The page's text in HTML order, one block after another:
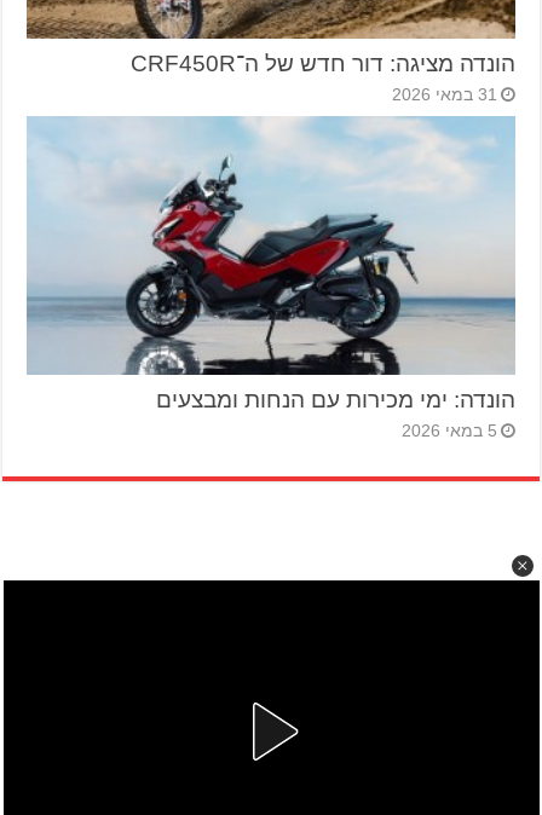
הונדה מציגה: דור חדש של ה־CRF450R
31 במאי 2026
הונדה: ימי מכירות עם הנחות ומבצעים
5 במאי 2026